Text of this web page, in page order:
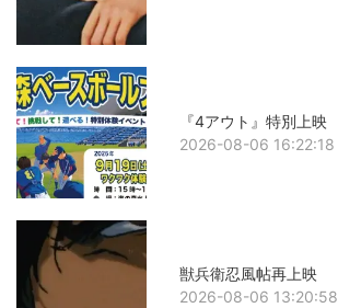
『4アウト』特別上映
2026-08-06 16:22:18
獣兵衛忍風帖再上映
2026-08-06 13:20:58